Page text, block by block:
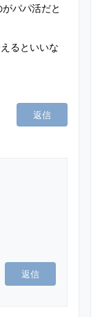
パパ活だと
るといいな
返信
返信